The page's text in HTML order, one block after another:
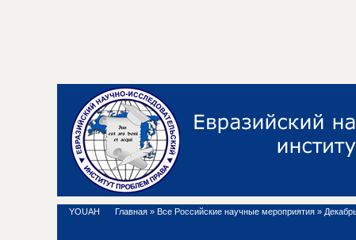
YOUAH Главная » Все Российские научные мероприятия »